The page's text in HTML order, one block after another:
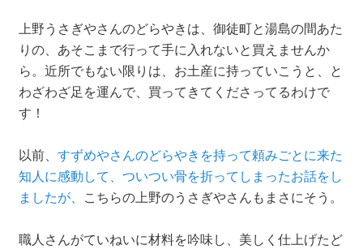
上野うさぎやさんのどらやきは、御徒町と湯島の間あた
りの、あそこまで行って手に入れないと買えませんか
ら。近所でもない限りは、お土産に持っていこうと、と
わざわざ足を運んで、買ってきてくださってるわけで
す！
以前、 すずめやさんのどらやきを持って頼みごとに来た
知人に感動して、ついつい骨を折ってしまったお話をし
ましたが、
こちらの上野のうさぎやさんもまさにそう。
職人さんがていねいに材料を吟味し、美しく仕上げたど